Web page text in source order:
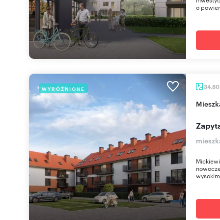
o
WYRÓŻNIONE 34,80